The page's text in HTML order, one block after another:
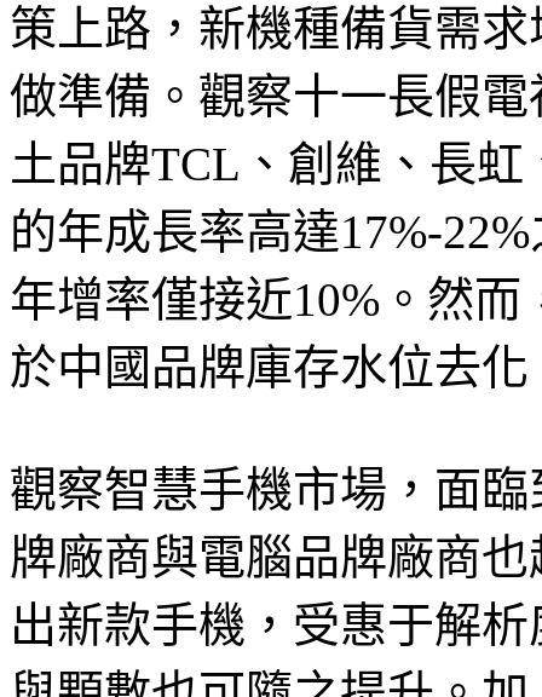
策上路，新機種備貨需
做準備。觀察十一長假
土品牌TCL、創維、長
的年成長率高達17%-
年增率僅接近10%。然
於中國品牌庫存水位去化
觀察智慧手機市場，面
牌廠商與電腦品牌廠商
出新款手機，受惠于解